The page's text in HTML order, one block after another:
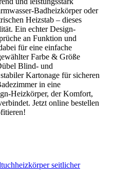
Badheizkörper oder
Heizstab – dieses
Ein echter Design-
an Funktion und
für eine einfache
Farbe & Größe
Blind- und
Kartonage für sicheren
in eine
Heizkörper, der Komfort,
Jetzt online bestellen